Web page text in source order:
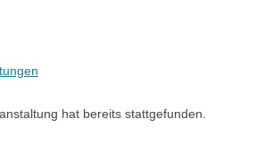
hat bereits stattgefunden.